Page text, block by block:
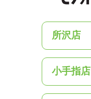
所沢店
小手指店